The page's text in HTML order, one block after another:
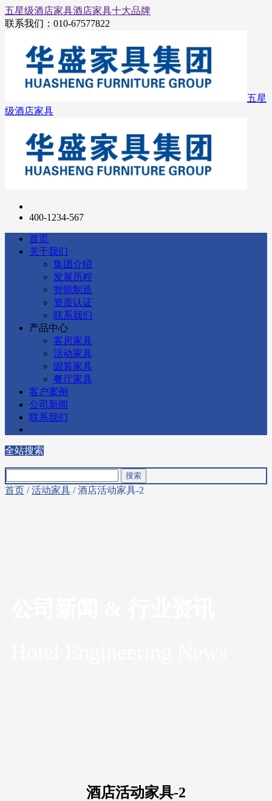
五星级酒店家具酒店家具十大品牌
联系我们： 010-67577822
五星
级酒店家具
400-1234-567
首页
关于我们
集团介绍
发展历程
智能制造
资质认证
联系我们
产品中心
客房家具
活动家具
固装家具
餐厅家具
客户案例
公司新闻
联系我们
全站搜索
首页 /活动家具 / 酒店活动家具-2
酒店活动家具-2